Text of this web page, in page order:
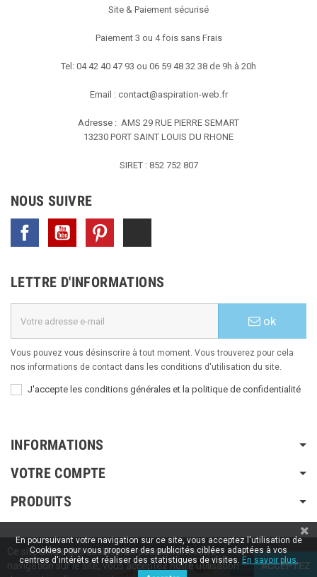
Site & Paiement sécurisé
Paiement 3 ou 4 fois sans Frais
Tel: 04 42 40 47 93 ou 06 59 48 32 38 de 9h à 20h
Email : contact@aspiration-web.fr
Adresse : AMS 29 RUE PIERRE SEMART
13230 PORT SAINT LOUIS DU RHONE
SIRET : 852 752 807
NOUS SUIVRE
Facebook YouTube
LETTRE D'INFORMATIONS
ok
Vous pouvez vous désinscrire à tout moment. Vous trouverez pour cela
nos informations de contact dans les conditions d'utilisation du site.
J'accepte les conditions générales et la politique de confidentialité
INFORMATIONS
VOTRE COMPTE
PRODUITS
Copyright © 2020 / 2022 / 2023Aspiration-ams.fr| Fait par ESH-dev.fr
Ce site utilise des cookies. En poursuivant votre
navigation sur le site, vous acceptez notre utilisation
ACCEPTEZ
En poursuivant votre navigation sur ce site, vous acceptez l'utilisation de
Cookies pour vous proposer des publicités ciblées adaptées à vos
centres d'intérêts et réaliser des statistiques de visites. En savoir plus.